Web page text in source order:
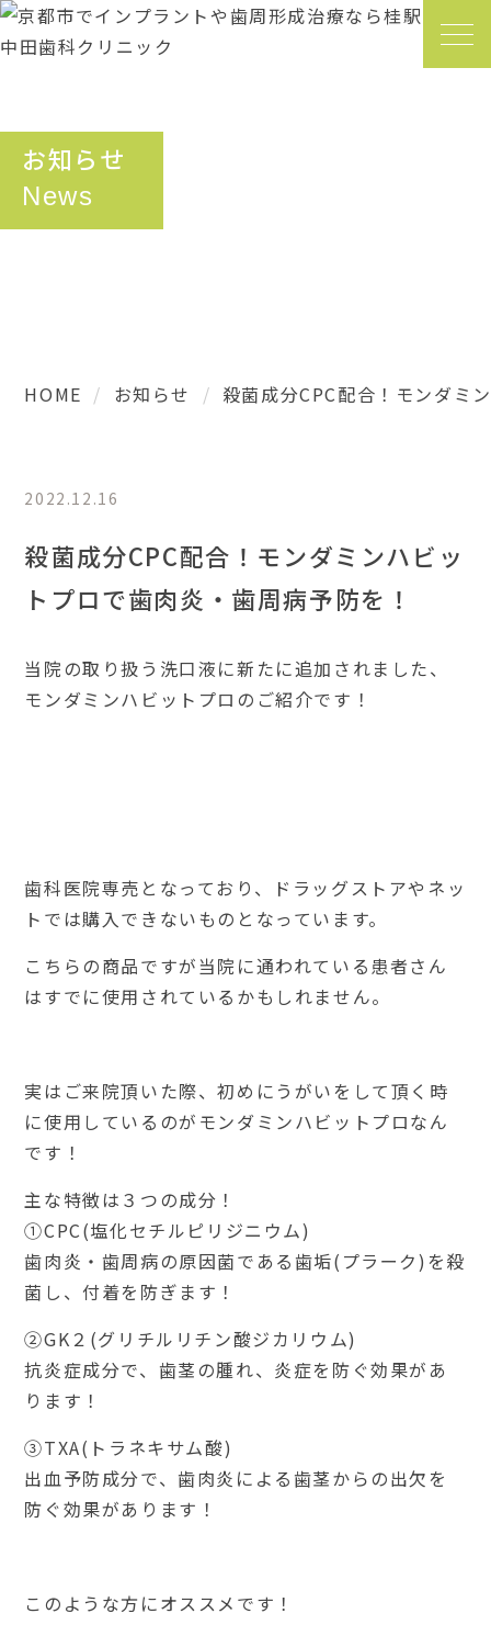
お知らせ
News
HOME お知らせ 殺菌成分CPC配合！モンダミ
2022.12.16
殺菌成分CPC配合！モンダミンハビッ
トプロで歯肉炎・歯周病予防を！
当院の取り扱う洗口液に新たに追加されました、
モンダミンハビットプロのご紹介です！
歯科医院専売となっており、ドラッグストアやネッ
トでは購入できないものとなっています。
こちらの商品ですが当院に通われている患者さん
はすでに使用されているかもしれません。
実はご来院頂いた際、初めにうがいをして頂く時
に使用しているのがモンダミンハビットプロなん
です！
主な特徴は３つの成分！
➀CPC(塩化セチルピリジニウム)
歯肉炎・歯周病の原因菌である歯垢(プラーク)を殺
菌し、付着を防ぎます！
➁GK２(グリチルリチン酸ジカリウム)
抗炎症成分で、歯茎の腫れ、炎症を防ぐ効果があ
ります！
③TXA(トラネキサム酸)
出血予防成分で、歯肉炎による歯茎からの出欠を
防ぐ効果があります！
このような方にオススメです！